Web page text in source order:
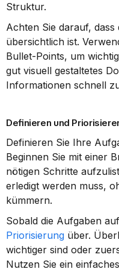
Struktur.
Achten Sie darauf,
übersichtlich ist.
Bullet-Points, um
gut visuell gestaltetes
Informationen schnell
Definieren und
Definieren Sie Ihre
Beginnen Sie mit einer
nötigen Schritte
erledigt werden muss,
kümmern.
Priorisierung über.
wichtiger sind oder
Nutzen Sie ein